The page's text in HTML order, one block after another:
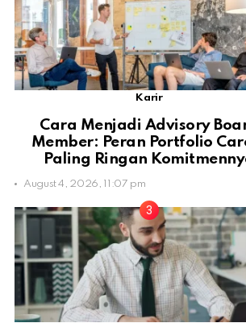
Karir
Cara Menjadi Advisory
Member: Peran Portfolio
Paling Ringan
August 4, 2026, 11:07 pm